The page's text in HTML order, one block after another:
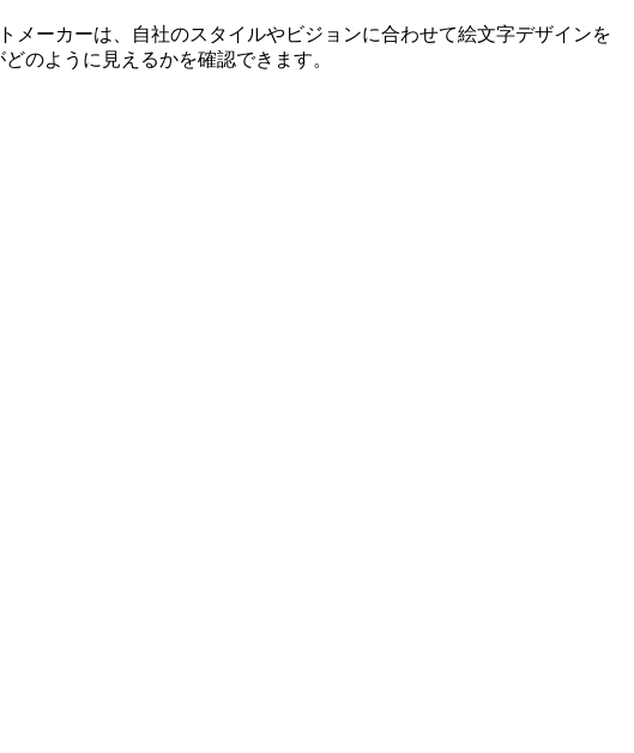
ーカーは、自社のスタイルやビジョンに合わせて絵文字デザインを
のように見えるかを確認できます。